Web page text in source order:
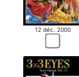
12 déc. 2000